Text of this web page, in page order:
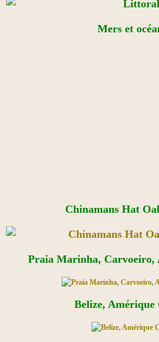
Mers et
Chinamans Hat
Praia Marinha, Carvoeiro,
Belize, Amérique